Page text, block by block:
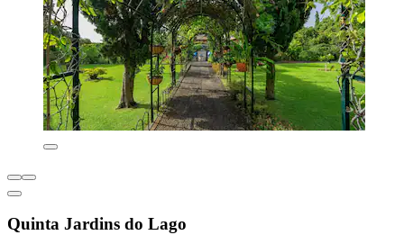
Quinta Jardins do Lago